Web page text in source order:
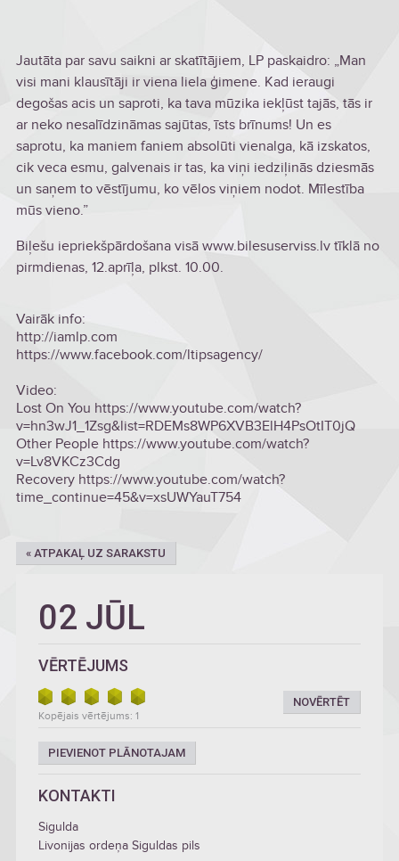
Jautāta par savu saikni ar skatītājiem, LP paskaidro: „Man
visi mani klausītāji ir viena liela ģimene. Kad ieraugi
degošas acis un saproti, ka tava mūzika iekļūst tajās, tās ir
ar neko nesalīdzināmas sajūtas, īsts brīnums! Un es
saprotu, ka maniem faniem absolūti vienalga, kā izskatos,
cik veca esmu, galvenais ir tas, ka viņi iedziļinās dziesmās
un saņem to vēstījumu, ko vēlos viņiem nodot. Mīlestība
mūs vieno.”
Biļešu iepriekšpārdošana visā www.bilesuserviss.lv tīklā no
pirmdienas, 12.aprīļa, plkst. 10.00.
Vairāk info:
http://iamlp.com
https://www.facebook.com/ltipsagency/
Video:
Lost On You https://www.youtube.com/watch?
v=hn3wJ1_1Zsg&list=RDEMs8WP6XVB3ElH4PsOtIT0jQ
Other People https://www.youtube.com/watch?
v=Lv8VKCz3Cdg
Recovery https://www.youtube.com/watch?
time_continue=45&v=xsUWYauT754
« ATPAKAĻ UZ SARAKSTU
02 JŪL
VĒRTĒJUMS
NOVĒRTĒT
Kopējais vērtējums: 1
PIEVIENOT PLĀNOTAJAM
KONTAKTI
Sigulda
Livonijas ordeņa Siguldas pils